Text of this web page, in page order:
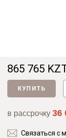
865 765
КУПИТЬ
в рассрочку 36
Связаться с